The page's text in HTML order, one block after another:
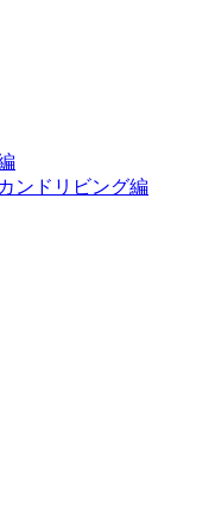
ンドリビング編